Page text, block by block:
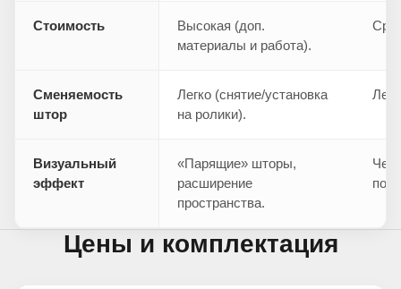
Стоимость
Высокая (доп.
материалы и работа).
Сменяемость
штор
Легко (снятие/установка
на ролики).
Визуальный
эффект
«Парящие» шторы,
расширение
пространства.
Цены и комплектация